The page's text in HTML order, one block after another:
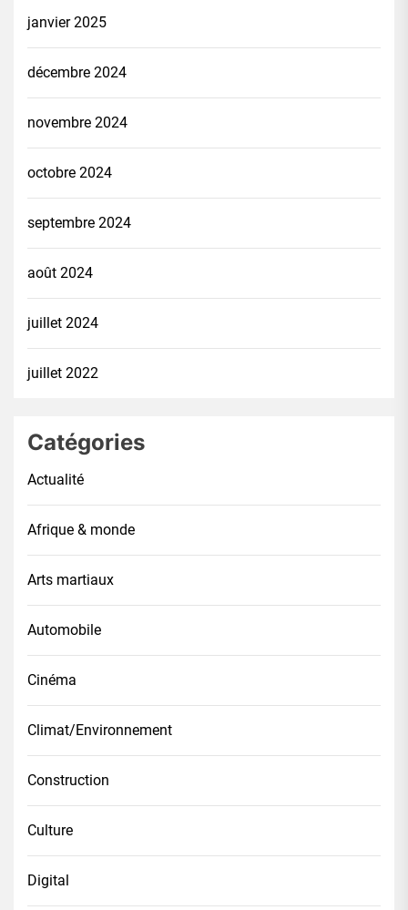
janvier 2025
décembre 2024
novembre 2024
octobre 2024
septembre 2024
août 2024
juillet 2024
juillet 2022
Catégories
Actualité
Afrique & monde
Arts martiaux
Automobile
Cinéma
Climat/Environnement
Construction
Culture
Digital